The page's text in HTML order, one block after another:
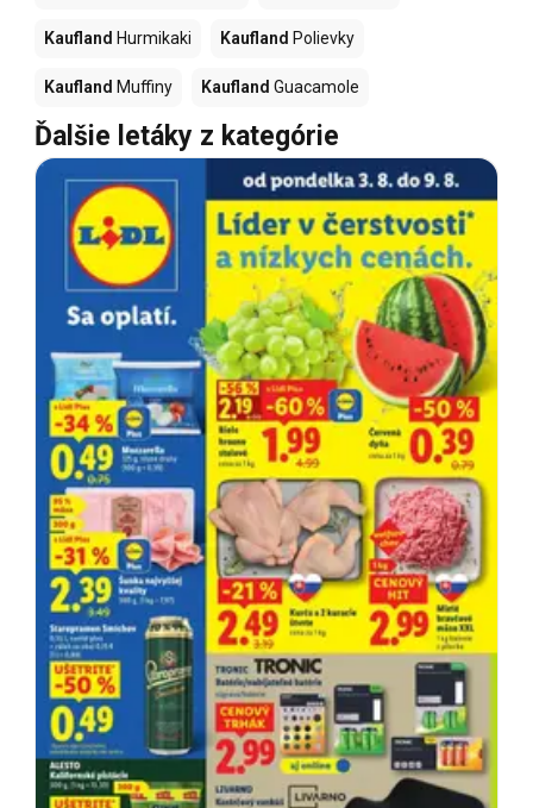
Kaufland Hurmikaki Kaufland Polievky
Kaufland Muffiny Kaufland Guacamole
Ďalšie letáky z kategórie